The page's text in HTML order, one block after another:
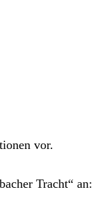
vor.
Tracht“ an: